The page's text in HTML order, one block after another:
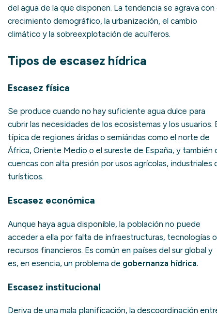
del agua de la que disponen. La tendencia se agrava con
crecimiento demográfico, la urbanización, el cambio
climático y la sobreexplotación de acuíferos.
Tipos de escasez hídrica
Escasez física
Se produce cuando no hay suficiente agua dulce para
cubrir las necesidades de los ecosistemas y los usuarios.
típica de regiones áridas o semiáridas como el norte de
África, Oriente Medio o el sureste de España, y también
cuencas con alta presión por usos agrícolas, industriales
turísticos.
Escasez económica
Aunque haya agua disponible, la población no puede
acceder a ella por falta de infraestructuras, tecnologías o
recursos financieros. Es común en países del sur global y
es, en esencia, un problema de gobernanza hídrica.
Escasez institucional
Deriva de una mala planificación, la descoordinación